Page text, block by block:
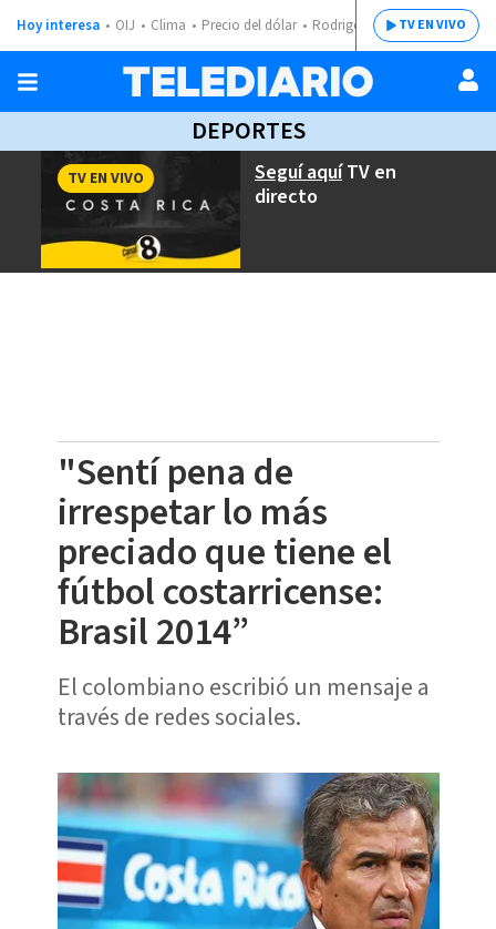
Hoy interesa OIJ Clima Precio del dólar Rodrigo ChavesTV EN VIVO
DEPORTES
Seguí aquíTV en
directo
TV EN VIVO
"Sentí pena de
irrespetar lo más
preciado que tiene el
fútbol costarricense:
Brasil 2014”
El colombiano escribió un mensaje a
través de redes sociales.